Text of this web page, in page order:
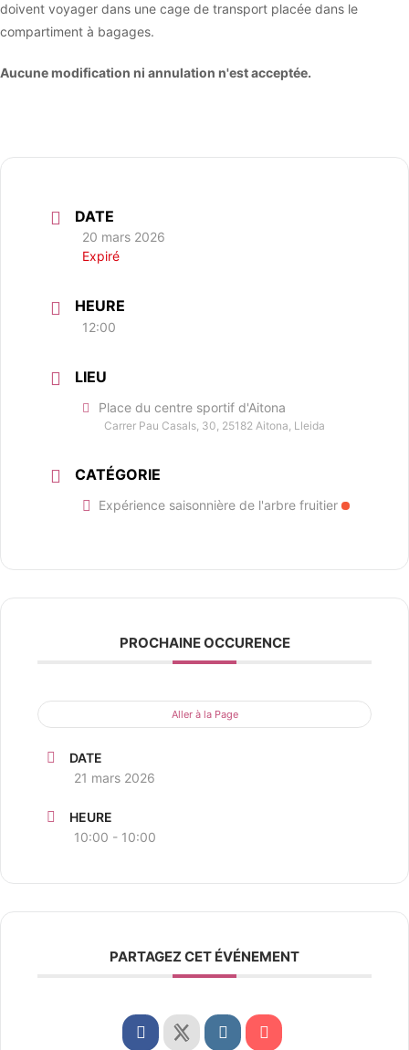
doivent voyager dans une cage de transport placée dans le
compartiment à bagages.
Aucune modification ni annulation n'est acceptée.
DATE
20 mars 2026
Expiré
HEURE
12:00
LIEU
Place du centre sportif d'Aitona
Carrer Pau Casals, 30, 25182 Aitona, Lleida
CATÉGORIE
Expérience saisonnière de l'arbre fruitier
PROCHAINE OCCURENCE
Aller à la Page
DATE
21 mars 2026
HEURE
10:00 - 10:00
PARTAGEZ CET ÉVÉNEMENT